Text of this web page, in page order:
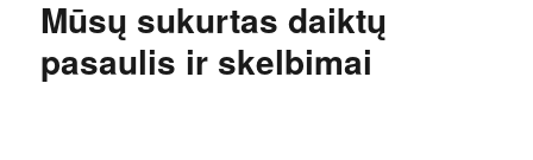
Mūsų sukurtas daiktų
pasaulis ir skelbimai